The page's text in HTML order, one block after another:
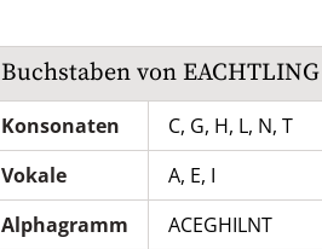
Buchstaben von EACHTLING
Konsonaten
C, G, H, L, N, T
Vokale
A, E, I
Alphagramm
ACEGHILNT